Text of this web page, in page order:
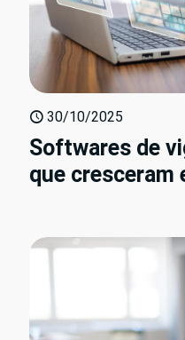
30/10/2025
Softwares de
que cresceram